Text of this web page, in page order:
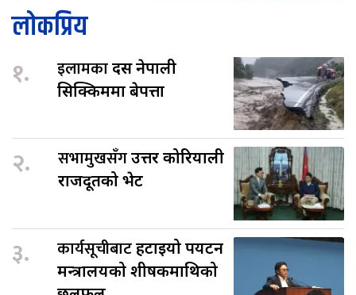
लोकप्रिय
१. इलामकादस नेपाली
सिक्किममा बेपत्ता
२. सभामुखसँगउत्तर कोरियाली
राजदूतको भेट
३. कार्यसूचीबाटहटाइयो पर्यटन
मन्त्रालयको शीर्षकमाथिको